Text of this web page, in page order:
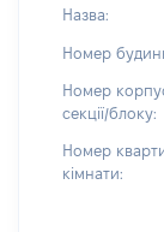
Назва:
Номер
Номер
секції/блоку:
Номер
кімнати: